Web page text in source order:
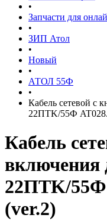
•
Запчасти для
•
ЗИП Атол
•
Новый
•
АТОЛ 55Ф
•
Кабель сетевой с
22ПТK/55Ф
Кабель
22ПТK/55Ф
(ver.2)